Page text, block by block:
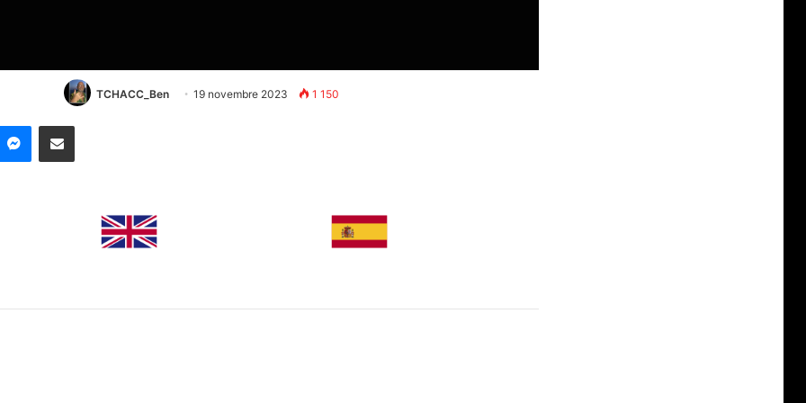
TCHACC_Ben 19 novembre 2023 1 150
Messenger
Partager par email